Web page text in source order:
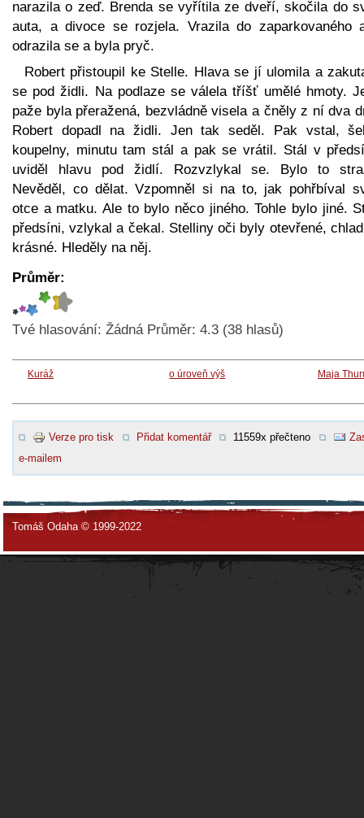
narazila o zeď. Brenda se vyřítila ze dveří, skočila do
auta, a divoce se rozjela. Vrazila do zaparkovaného
odrazila se a byla pryč.
Robert přistoupil ke Stelle. Hlava se jí ulomila a
se pod židli. Na podlaze se válela tříšť umělé hmoty.
paže byla přeražená, bezvládně visela a čněly z ní dva
Robert dopadl na židli. Jen tak seděl. Pak vstal,
koupelny, minutu tam stál a pak se vrátil. Stál v
uviděl hlavu pod židlí. Rozvzlykal se. Bylo to
Nevěděl, co dělat. Vzpomněl si na to, jak pohřbíval
otce a matku. Ale to bylo něco jiného. Tohle bylo jiné.
předsíni, vzlykal a čekal. Stelliny oči byly otevřené,
krásné. Hleděly na něj.
Průměr:
Tvé hlasování: Žádná Průměr: 4.3 (38 hlasů)
Kuráž o úroveň výš Maja
Verze pro tisk Přidat komentář 11559x přečteno
e-mailem
Tomáš Odaha © 1999-2022